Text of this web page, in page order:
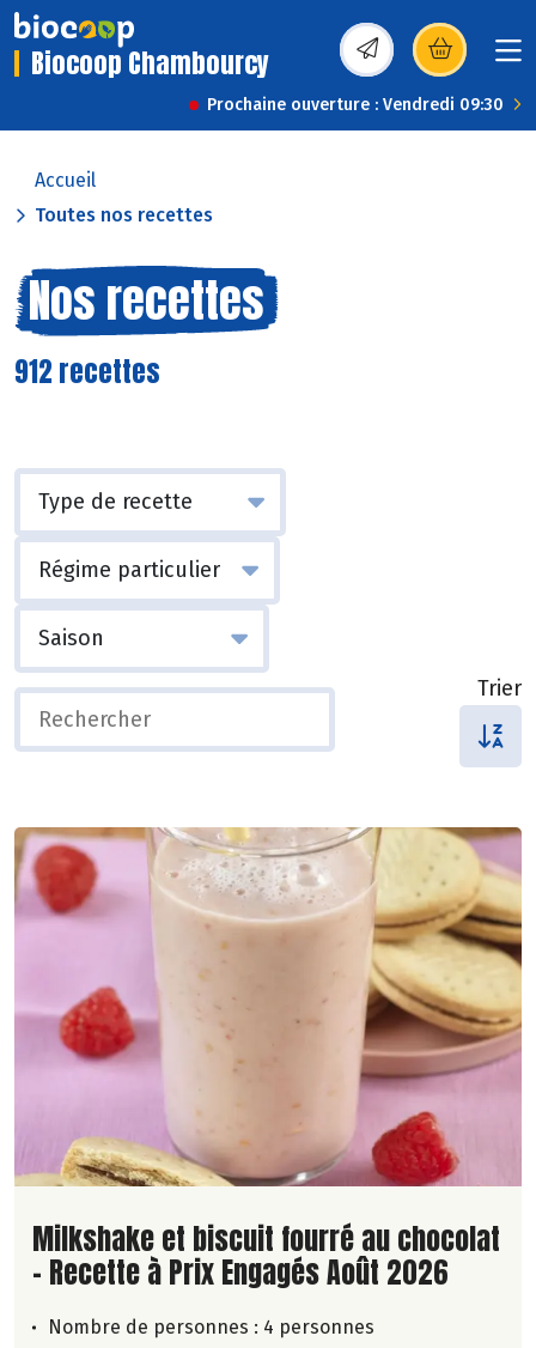
Biocoop Chambourcy (s’ouvre dans une
Prochaine ouverture : Vendredi 09:30
Accueil
Toutes nos recettes
Nos recettes
912 recettes
Trier
Lire la suite de la recette
Milkshake et biscuit fourré au chocolat
- Recette à Prix Engagés Août 2026
Nombre de personnes : 4 personnes